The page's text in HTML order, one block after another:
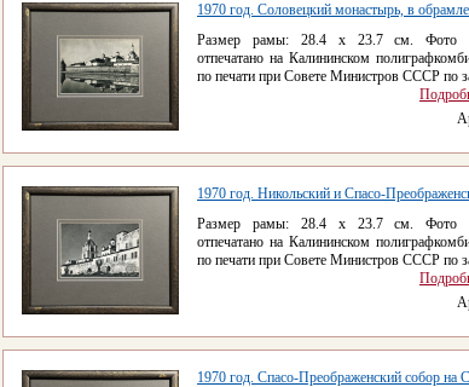
1970 год. Соловецкий монастырь, в
Размер рамы: 28.4 x 23.7 см. Фото
отпечатано на Калининском
по печати при Совете Министров СССР по
1970 год. Никольский и Спасо-
Размер рамы: 28.4 x 23.7 см. Фото
отпечатано на Калининском
по печати при Совете Министров СССР по
1970 год. Спасо-Преображенский собор на